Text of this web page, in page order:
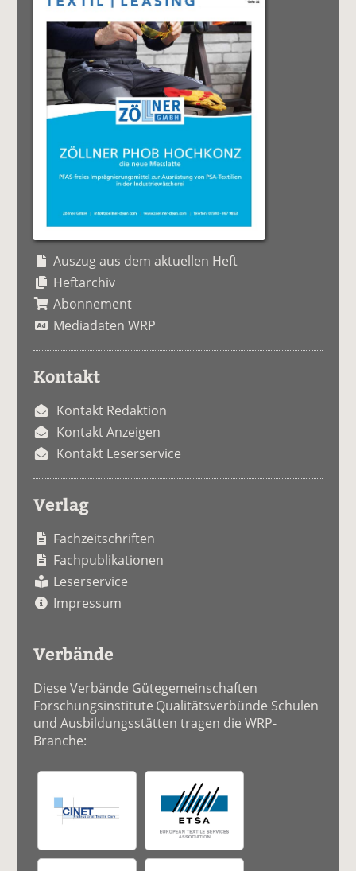
Auszug aus dem aktuellen Heft
Heftarchiv
Abonnement
Mediadaten WRP
Kontakt
Kontakt Redaktion
Kontakt Anzeigen
Kontakt Leserservice
Verlag
Fachzeitschriften
Fachpublikationen
Leserservice
Impressum
Verbände
Diese Verbände Gütegemeinschaften
Forschungsinstitute Qualitätsverbünde Schulen
und Ausbildungsstätten tragen die WRP-
Branche: